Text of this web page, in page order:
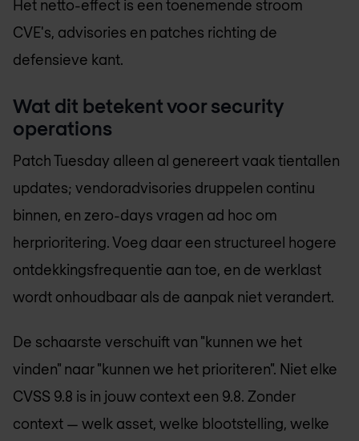
Het netto-effect is een toenemende stroom
CVE's, advisories en patches richting de
defensieve kant.
Wat dit betekent voor security
operations
Patch Tuesday alleen al genereert vaak tientallen
updates; vendoradvisories druppelen continu
binnen, en zero-days vragen ad hoc om
herprioritering. Voeg daar een structureel hogere
ontdekkingsfrequentie aan toe, en de werklast
wordt onhoudbaar als de aanpak niet verandert.
De schaarste verschuift van "kunnen we het
vinden" naar "kunnen we het prioriteren". Niet elke
CVSS 9.8 is in jouw context een 9.8. Zonder
context — welk asset, welke blootstelling, welke